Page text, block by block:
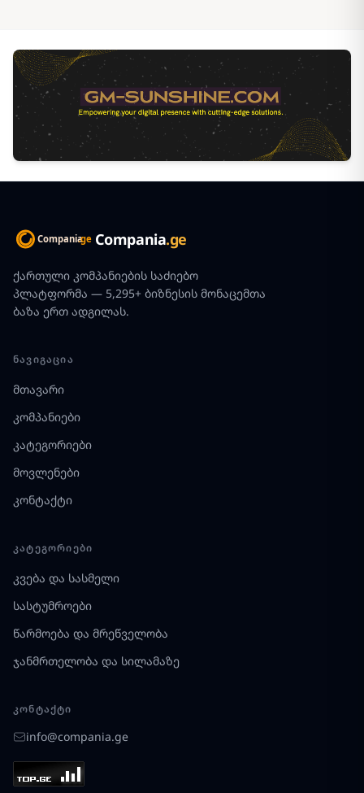
Compania.ge
ქართული კომპანიების საძიებო
პლატფორმა — 5,295+ ბიზნესის მონაცემთა
ბაზა ერთ ადგილას.
ᲜᲐᲕᲘᲒᲐᲪᲘᲐ
მთავარი
კომპანიები
კატეგორიები
მოვლენები
კონტაქტი
ᲙᲐᲢᲔᲒᲝᲠᲘᲔᲑᲘ
კვება და სასმელი
სასტუმროები
წარმოება და მრეწველობა
ჯანმრთელობა და სილამაზე
ᲙᲝᲜᲢᲐᲥᲢᲘ
info@compania.ge